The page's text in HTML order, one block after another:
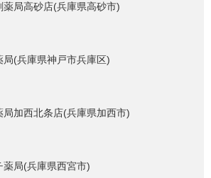
薬局高砂店(兵庫県高砂市)
局(兵庫県神戸市兵庫区)
局加西北条店(兵庫県加西市)
薬局(兵庫県西宮市)